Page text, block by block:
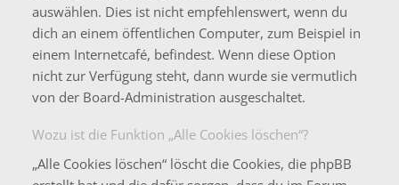
auswählen. Dies ist nicht empfehlenswert, wenn du
dich an einem öffentlichen Computer, zum Beispiel in
einem Internetcafé, befindest. Wenn diese Option
nicht zur Verfügung steht, dann wurde sie vermutlich
von der Board-Administration ausgeschaltet.
Wozu ist die Funktion „Alle Cookies löschen“?
„Alle Cookies löschen“ löscht die Cookies, die phpBB